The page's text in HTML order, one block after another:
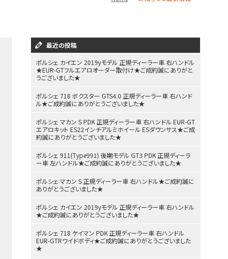
最近の投稿
ポルシェ カイエン 2019yモデル 正規ディーラー車 右ハンドル
★EUR-GTフルエアロオーダー取付け★ご成約誠にありがと
うございました★
ポルシェ 718 ボクスター GTS4.0 正規ディーラー車 右ハンド
ル★ご成約誠にありがとうございました★
ポルシェ マカン S PDK 正規ディーラー車 右ハンドル EUR-GT
エアロキット ES22インチアルミホイール ESダウンサス★ご成
約誠にありがとうございました★
ポルシェ 911(Type991) 後期モデル GT3 PDK 正規ディーラ
ー車 左ハンドル★ご成約誠にありがとうございました★
ポルシェ マカン S 正規ディーラー車 右ハンドル★ご成約誠に
ありがとうございました★
ポルシェ カイエン 2019yモデル 正規ディーラー車 右ハンドル
★ご成約誠にありがとうございました★
ポルシェ 718 ケイマン PDK 正規ディーラー車 右ハンドル
EUR-GTRワイドボディ★ご成約誠にありがとうございました
★